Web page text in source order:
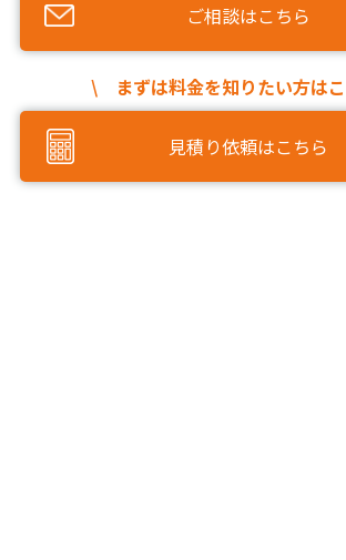
ご相談はこちら
\ まずは料金を知りたい方は
見積り依頼はこちら